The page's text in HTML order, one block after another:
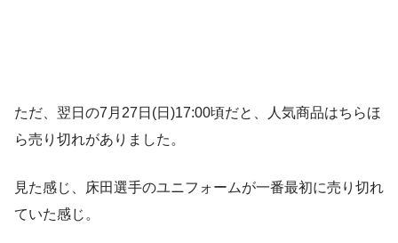
ただ、翌日の7月27日(日)17:00頃だと、人気商品はちらほ
ら売り切れがありました。
見た感じ、床田選手のユニフォームが一番最初に売り切れ
ていた感じ。